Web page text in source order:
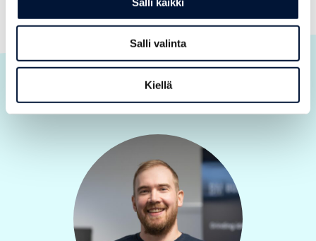
Salli valinta
Kiellä